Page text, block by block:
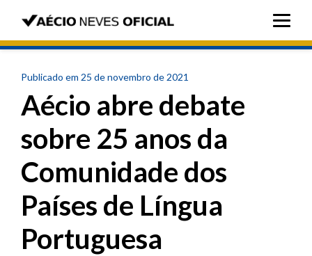
Publicado em 25 de novembro de 2021
Aécio abre debate
sobre 25 anos da
Comunidade dos
Países de Língua
Portuguesa